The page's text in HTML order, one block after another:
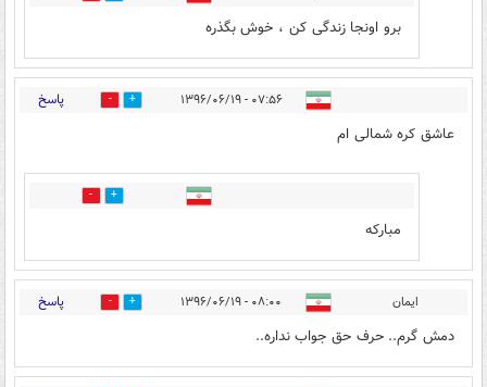
برو اونجا زندگی کن ، خوش بگذره
۰۷:۵۶ - ۱۳۹۶/۰۶/۱۹ 63 پاسخ
عاشق کره شمالی ام
10
مبارکه
ايمان ۰۸:۰۰ - ۱۳۹۶/۰۶/۱۹ 82 پاسخ
دمش گرم.. حرف حق جواب نداره..